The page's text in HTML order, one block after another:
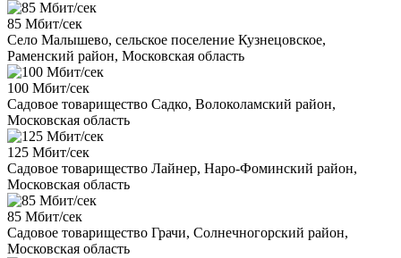
85 Мбит/сек
Село Малышево, сельское поселение Кузнецовское,
Раменский район, Московская область
100 Мбит/сек
Садовое товарищество Садко, Волоколамский район,
Московская область
125 Мбит/сек
Садовое товарищество Лайнер, Наро-Фоминский район,
Московская область
85 Мбит/сек
Садовое товарищество Грачи, Солнечногорский район,
Московская область